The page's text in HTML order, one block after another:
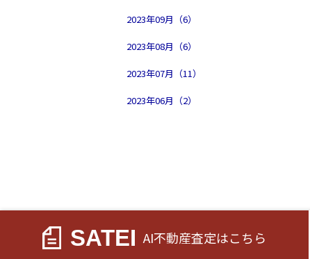
2023年09月（6）
2023年08月（6）
2023年07月（11）
2023年06月（2）
SATEI AI不動産査定はこちら